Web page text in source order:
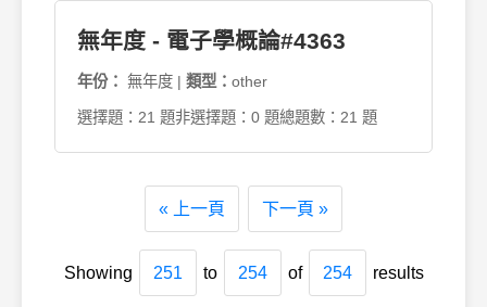
無年度 - 電子學概論#4363
年份： 無年度 | 類型： other
選擇題：21 題非選擇題：0 題總題數：21 題
« 上一頁 下一頁 »
Showing 251 to 254 of 254 results